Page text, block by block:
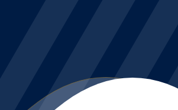
BLUE